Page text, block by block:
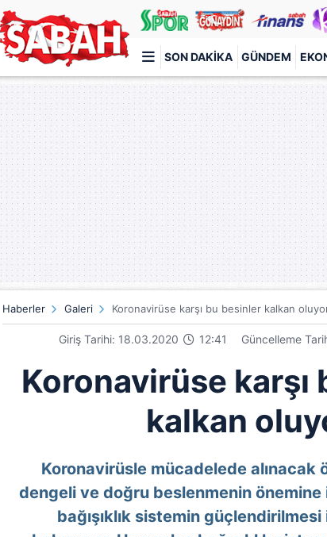
SON DAKIKA GÜNDEM
Türkiye'nin en iyi haber sitesi
Haberler Galeri Koronavirüse karşı bu besinler kalkan
Giriş Tarihi: 18.03.2020 12:41 Güncelleme
Koronavirüse karşı
kalkan
Koronavirüsle mücadelede alınacak
dengeli ve doğru beslenmenin
bağışıklık sistemin